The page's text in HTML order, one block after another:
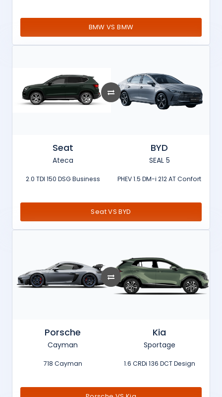
BMW VS BMW
Seat
Ateca
2.0 TDI 150 DSG Business
BYD
SEAL 5
PHEV 1.5 DM-i 212 AT Confort
Seat VS BYD
Porsche
Cayman
718 Cayman
Kia
Sportage
1.6 CRDi 136 DCT Design